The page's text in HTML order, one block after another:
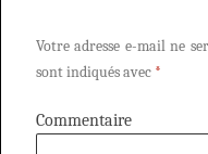
Votre adresse e-mail ne
sont indiqués avec *
Commentaire